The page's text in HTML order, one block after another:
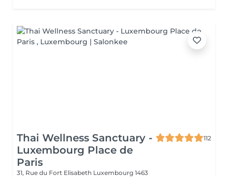
Thai Wellness Sanctuary -
Luxembourg Place de
Paris
112
31, Rue du Fort Elisabeth Luxembourg 1463